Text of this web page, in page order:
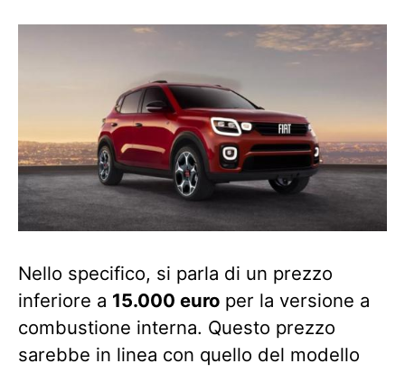
Nello specifico, si parla di un prezzo
inferiore a 15.000 euro per la versione a
combustione interna. Questo prezzo
sarebbe in linea con quello del modello